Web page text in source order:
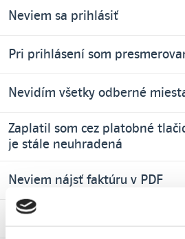
Neviem sa prihlásiť
Pri prihlásení som
Nevidím všetky odberné
Zaplatil som cez platobné
je stále neuhradená
Neviem nájsť faktúru v PDF
Výška preddavkov je uvedená